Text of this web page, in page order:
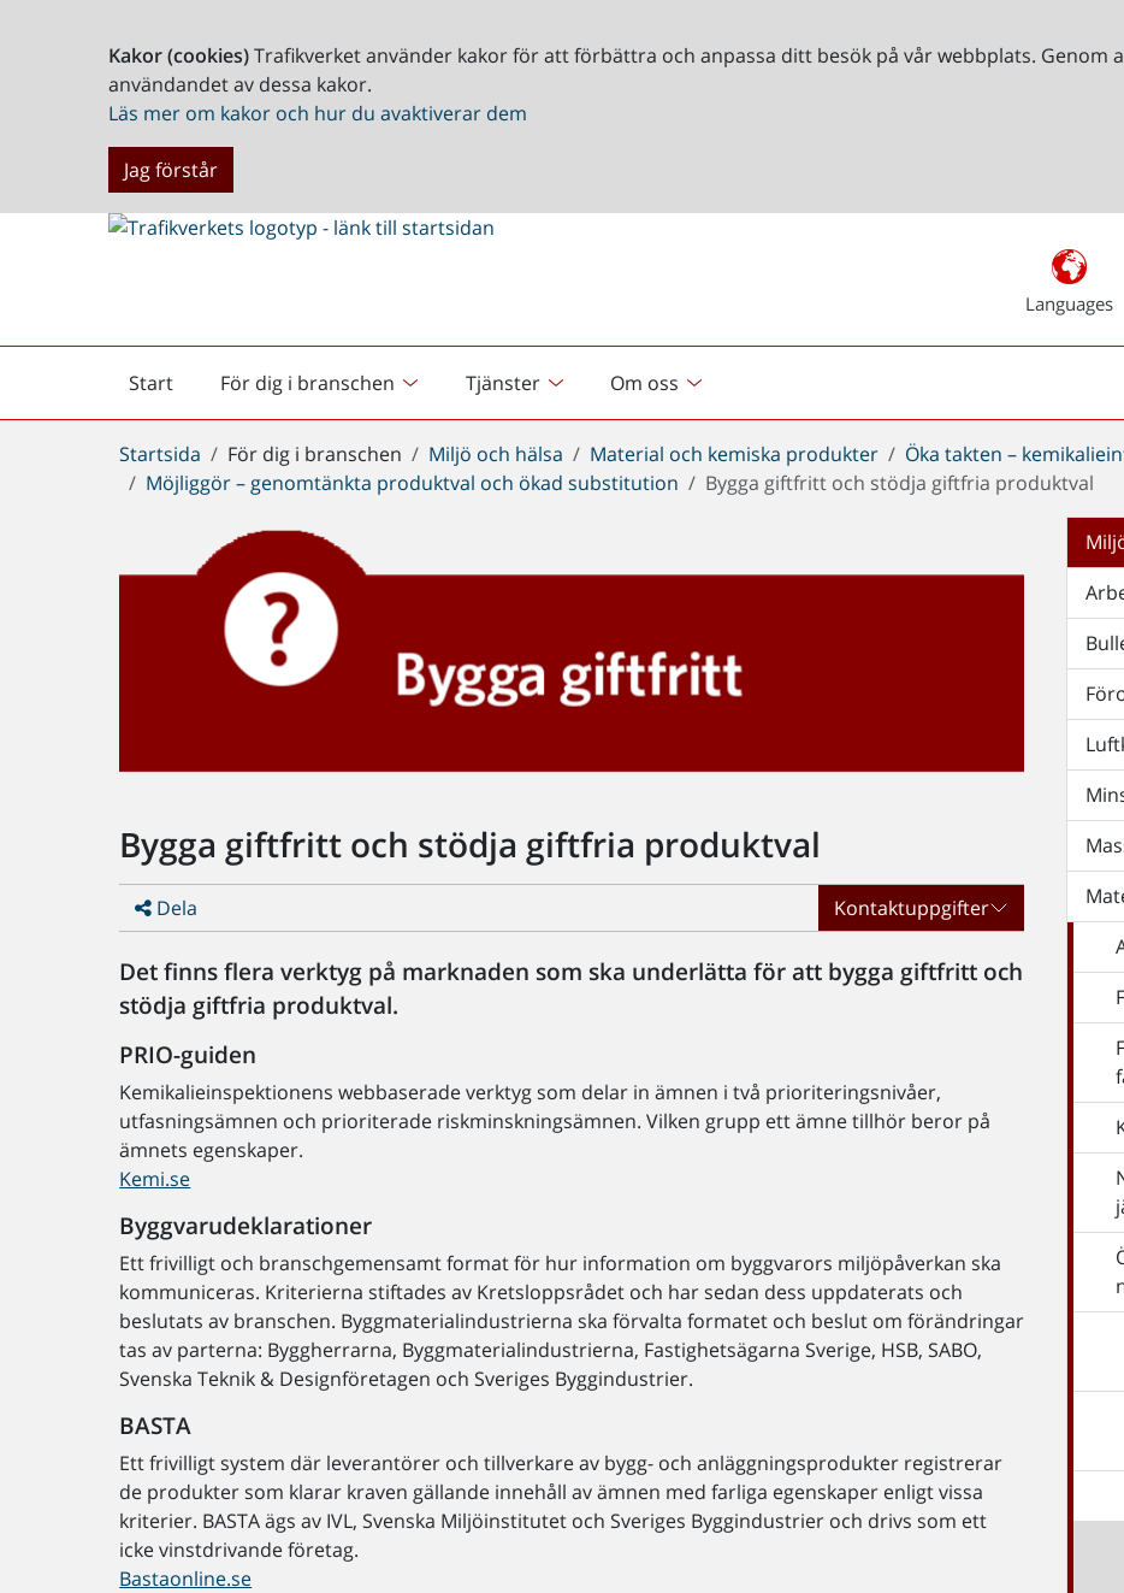
Kakor (cookies)Trafikverket använder kakor för att förbättra och anpassa ditt besök på vår webbplats. Genom
användandet av dessa kakor.
Läs mer om kakor och hur du avaktiverar dem
Jag förstår
Languages
Start
Startsida För dig i branschen Tjänster Om oss
Du
är
Startsida För dig i branschen Miljö och hälsa Material och kemiska produkter
Öka takten –
Möjliggör – genomtänkta produktval och ökad substitution
Bygga giftfritt och stödja giftfria produktval
Bygga giftfritt och stödja giftfria produktval
Dela Kontaktuppgifter
Det finns flera verktyg på marknaden som ska underlätta för att bygga giftfritt och
stödja giftfria produktval.
PRIO-guiden
Kemikalieinspektionens webbaserade verktyg som delar in ämnen i två prioriteringsnivåer,
utfasningsämnen och prioriterade riskminskningsämnen. Vilken grupp ett ämne tillhör beror på
ämnets egenskaper.
Kemi.se
Byggvarudeklarationer
Ett frivilligt och branschgemensamt format för hur information om byggvarors miljöpåverkan ska
kommuniceras. Kriterierna stiftades av Kretsloppsrådet och har sedan dess uppdaterats och
beslutats av branschen. Byggmaterialindustrierna ska förvalta formatet och beslut om förändringar
tas av parterna: Byggherrarna, Byggmaterialindustrierna, Fastighetsägarna Sverige, HSB, SABO,
Svenska Teknik & Designföretagen och Sveriges Byggindustrier.
BASTA
Ett frivilligt system där leverantörer och tillverkare av bygg- och anläggningsprodukter registrerar
de produkter som klarar kraven gällande innehåll av ämnen med farliga egenskaper enligt vissa
kriterier. BASTA ägs av IVL, Svenska Miljöinstitutet och Sveriges Byggindustrier och drivs som ett
icke vinstdrivande företag.
Bastaonline.se